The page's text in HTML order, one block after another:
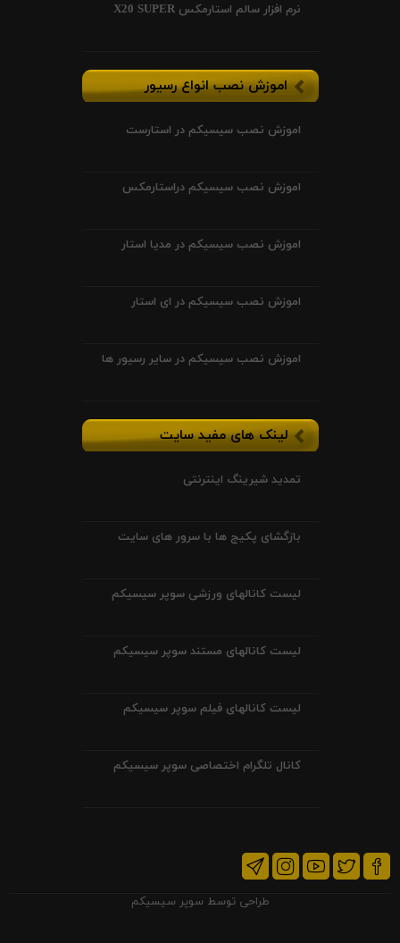
نرم افزار سالم استارمکس X20 SUPER
اموزش نصب انواع رسیور
اموزش نصب سیسیکم در استارست
اموزش نصب سیسیکم دراستارمکس
اموزش نصب سیسیکم در مدیا استار
اموزش نصب سیسیکم در ای استار
اموزش نصب سیسیکم در سایر رسیور ها
لینک های مفید سایت
تمدید شیرینگ اینترنتی
بازگشای پکیج ها با سرور های سایت
لیست کانالهای ورزشی سوپر سیسیکم
لیست کانالهای مستند سوپر سیسیکم
لیست کانالهای فیلم سوپر سیسیکم
کانال تلگرام اختصاصی سوپر سیسیکم
طراحی توسط سوپر سیسیکم